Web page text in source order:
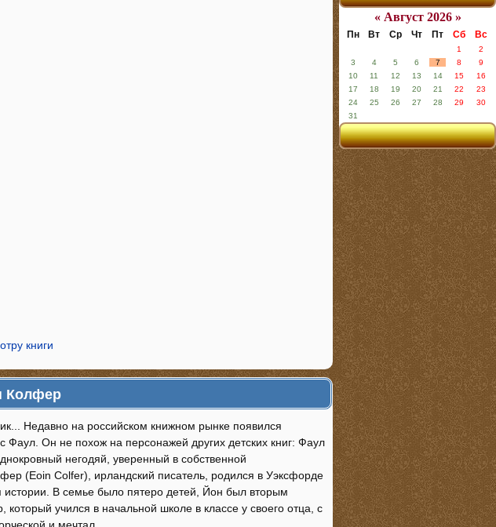
книги
Колфер
Недавно на российском книжном рынке появился
Он не похож на персонажей других детских книг: Фаул
негодяй, уверенный в собственной
(Eoin Colfer), ирландский писатель, родился в Уэксфорде
истории. В семье было пятеро детей, Йон был вторым
учился в начальной школе в классе у своего отца, с
« Август 2026 »
Пн Вт Ср Чт Пт Сб Вс
1
2
3
4 5 6 7 8
9
10
11 12 13 14 15
16
17
18 19 20 21 22
23
24
25 26 27 28 29
30
31